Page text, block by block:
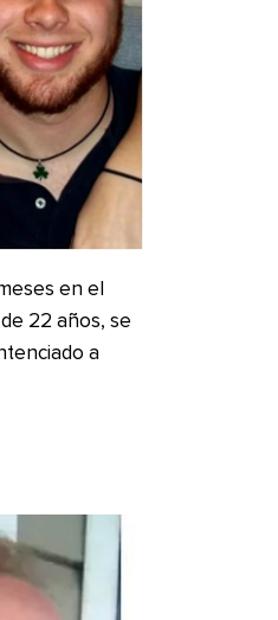
en el
22 años, se
a